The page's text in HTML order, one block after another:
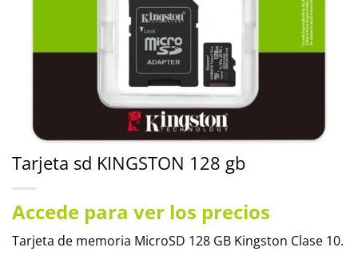
Tarjeta sd KINGSTON 128 gb
Accede para ver los precios
Tarjeta de memoria MicroSD 128 GB Kingston Clase 10.